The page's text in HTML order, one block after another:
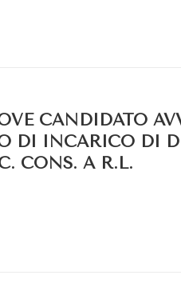
CANDIDATO
DI INCARICO DI
CONS. A R.L.